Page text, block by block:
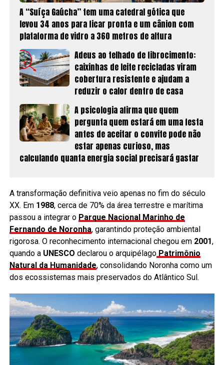
A “Suíça Gaúcha” tem uma catedral gótica que
levou 34 anos para ficar pronta e um cânion com
plataforma de vidro a 360 metros de altura
Adeus ao telhado de fibrocimento:
caixinhas de leite recicladas viram
cobertura resistente e ajudam a
reduzir o calor dentro de casa
A psicologia afirma que quem
pergunta quem estará em uma festa
antes de aceitar o convite pode não
estar apenas curioso, mas
calculando quanta energia social precisará gastar
A transformação definitiva veio apenas no fim do século
XX. Em 1988, cerca de 70% da área terrestre e marítima
passou a integrar o Parque Nacional Marinho de
Fernando de Noronha, garantindo proteção ambiental
rigorosa. O reconhecimento internacional chegou em 2001,
quando a UNESCO declarou o arquipélagoPatrimônio
Natural da Humanidade, consolidando Noronha como um
dos ecossistemas mais preservados do Atlântico Sul.